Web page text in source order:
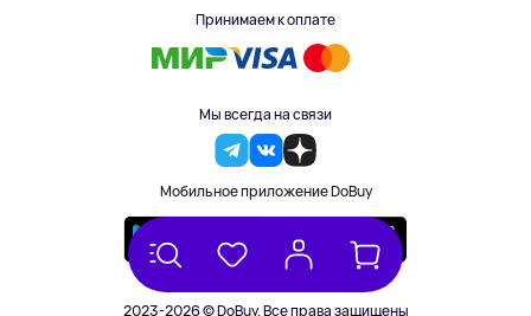
Принимаем к оплате
Мы всегда на связи
Мобильное приложение DoBuy
2023-2026 © DoBuy. Все права защищены